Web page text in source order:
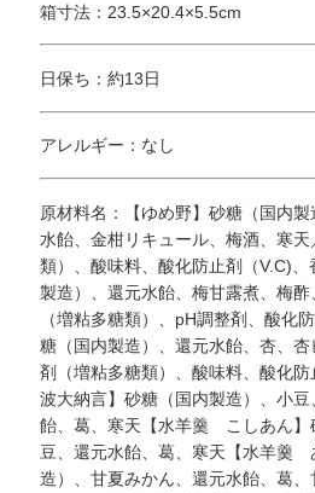
箱寸法：23.5×20.4×5.5cm
日保ち：約13日
アレルギー：なし
原材料名：【ゆめ野】砂糖（国内
水飴、金柑リキュール、梅酒、寒
類）、酸味料、酸化防止剤（V.C)
製造）、還元水飴、梅甘露煮、梅
（増粘多糖類）、pH調整剤、酸化
糖（国内製造）、還元水飴、杏、
剤（増粘多糖類）、酸味料、酸化
波大納言】砂糖（国内製造）、小
飴、葛、寒天【水羊羹 こしあん】
豆、還元水飴、葛、寒天【水羊羹
造）、甘夏みかん、還元水飴、葛